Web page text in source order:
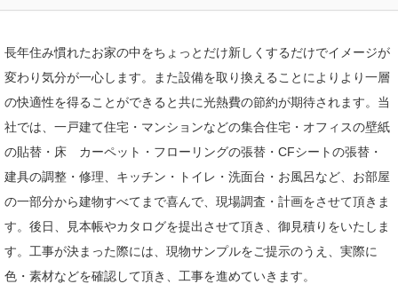
長年住み慣れたお家の中をちょっとだけ新しくするだけでイメージが
変わり気分が一心します。また設備を取り換えることによりより一層
の快適性を得ることができると共に光熱費の節約が期待されます。当
社では、一戸建て住宅・マンションなどの集合住宅・オフィスの壁紙
の貼替・床 カーペット・フローリングの張替・CFシートの張替・
建具の調整・修理、キッチン・トイレ・洗面台・お風呂など、お部屋
の一部分から建物すべてまで喜んで、現場調査・計画をさせて頂きま
す。後日、見本帳やカタログを提出させて頂き、御見積りをいたしま
す。工事が決まった際には、現物サンプルをご提示のうえ、実際に
色・素材などを確認して頂き、工事を進めていきます。